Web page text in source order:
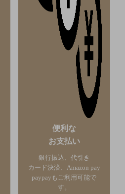
便利な
お支払い
銀行振込、代引き
カード決済、Amazon pay
paypayもご利用可能で
す。